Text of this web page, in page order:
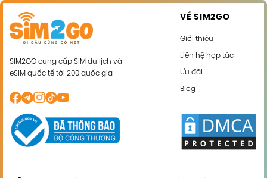
SIM2GO cung cấp SIM du lịch và
eSIM quốc tế tới 200 quốc gia
VỀ SIM2GO
Giới thiệu
Liên hệ hợp tác
Ưu đãi
Blog